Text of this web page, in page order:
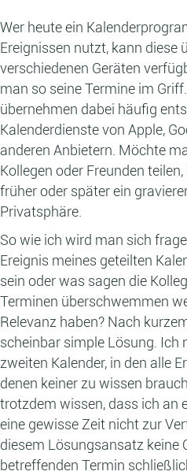
Wer heute ein
Ereignissen nutzt, kann diese
verschiedenen Geräten
man so seine Termine im
übernehmen dabei häufig
Kalenderdienste von Apple,
anderen Anbietern. Möchte
Kollegen oder Freunden
früher oder später ein
Privatsphäre.
So wie ich wird man sich
Ereignis meines geteilten
sein oder was sagen die
Terminen überschwemmen
Relevanz haben? Nach
scheinbar simple Lösung. Ich
zweiten Kalender, in den alle
denen keiner zu wissen
trotzdem wissen, dass ich an
eine gewisse Zeit nicht zur
diesem Lösungsansatz keine
betreffenden Termin